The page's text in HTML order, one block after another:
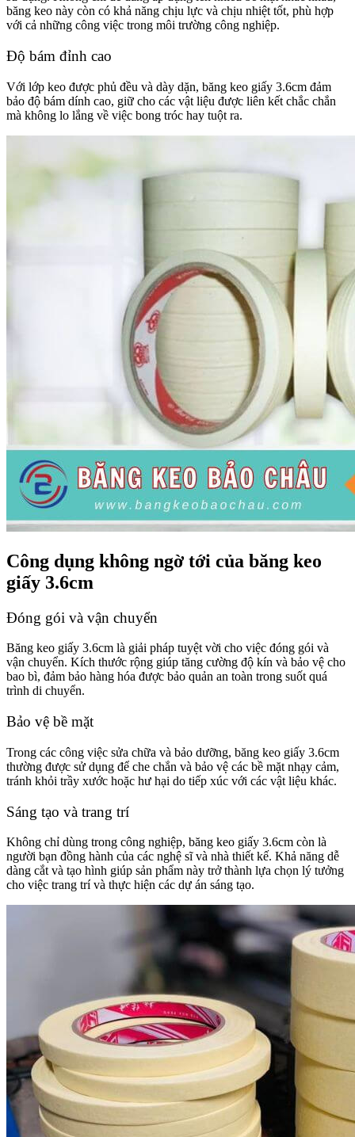
băng keo này còn có khả năng chịu lực và chịu nhiệt tốt, phù hợp
với cả những công việc trong môi trường công nghiệp.
Độ bám đỉnh cao
Với lớp keo được phủ đều và dày dặn, băng keo giấy 3.6cm đảm
bảo độ bám dính cao, giữ cho các vật liệu được liên kết chắc chắn
mà không lo lắng về việc bong tróc hay tuột ra.
Công dụng không ngờ tới của băng keo
giấy 3.6cm
Đóng gói và vận chuyển
Băng keo giấy 3.6cm là giải pháp tuyệt vời cho việc đóng gói và
vận chuyển. Kích thước rộng giúp tăng cường độ kín và bảo vệ cho
bao bì, đảm bảo hàng hóa được bảo quản an toàn trong suốt quá
trình di chuyển.
Bảo vệ bề mặt
Trong các công việc sửa chữa và bảo dưỡng, băng keo giấy 3.6cm
thường được sử dụng để che chắn và bảo vệ các bề mặt nhạy cảm,
tránh khỏi trầy xước hoặc hư hại do tiếp xúc với các vật liệu khác.
Sáng tạo và trang trí
Không chỉ dùng trong công nghiệp, băng keo giấy 3.6cm còn là
người bạn đồng hành của các nghệ sĩ và nhà thiết kế. Khả năng dễ
dàng cắt và tạo hình giúp sản phẩm này trở thành lựa chọn lý tưởng
cho việc trang trí và thực hiện các dự án sáng tạo.